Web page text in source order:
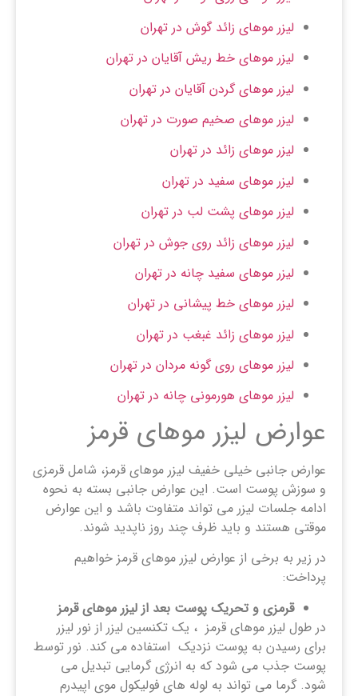
لیزر موهای زائد گوش در تهران
لیزر موهای خط ریش آقایان در تهران
لیزر موهای گردن آقایان در تهران
لیزر موهای صخیم صورت در تهران
لیزر موهای زائد در تهران
لیزر موهای سفید در تهران
لیزر موهای پشت لب در تهران
لیزر موهای زائد روی جوش در تهران
لیزر موهای سفید چانه در تهران
لیزر موهای خط پیشانی در تهران
لیزر موهای زائد غبغب در تهران
لیزر موهای روی گونه مردان در تهران
لیزر موهای هورمونی چانه در تهران
عوارض لیزر موهای قرمز
عوارض جانبی خیلی خفیف لیزر موهای قرمز، شامل قرمزی
و سوزش پوست است. این عوارض جانبی بسته به نحوه
ادامه جلسات لیزر می تواند متفاوت باشد و این عوارض
موقتی هستند و باید ظرف چند روز ناپدید شوند.
در زیر به برخی از عوارض لیزر موهای قرمز خواهیم
پرداخت:
قرمزی و تحریک پوست بعد از لیزر موهای قرمز
در طول لیزر موهای قرمز ، یک تکنسین لیزر از نور لیزر
برای رسیدن به پوست نزدیک استفاده می کند. نور توسط
پوست جذب می شود که به انرژی گرمایی تبدیل می
شود. گرما می تواند به لوله های فولیکول موی اپیدرم